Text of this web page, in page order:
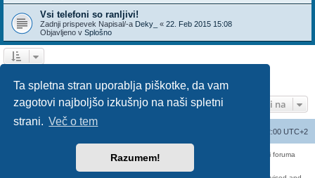
Ta spletna stran uporablja piškotke, da vam
zagotovi najboljšo izkušnjo na naši spletni
strani. Več o tem
Razumem!
Vsi telefoni so ranljivi!
Zadnji prispevek Napisal/-a Deky_ « 22. Feb 2015 15:08
Objavljeno v Splošno
Pojdi na
Vsi časi so UTC+02:00 UTC+2
Forum070 je neuradni forum uporabnikov operaterja Telemach. Administratorji foruma
nimamo nobene povezave s podjetjem Telemach d.o.o.
Za vse objavljene prispevke odgovarjajo izključno njihovi avtorji.